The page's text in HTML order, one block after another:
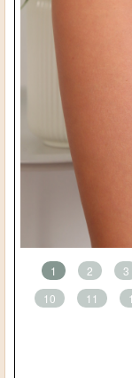
1 2 3
10
11